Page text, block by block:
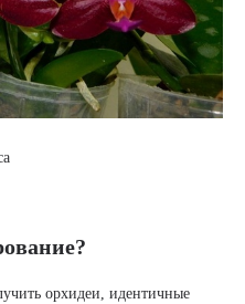
орхидеи, идентичные